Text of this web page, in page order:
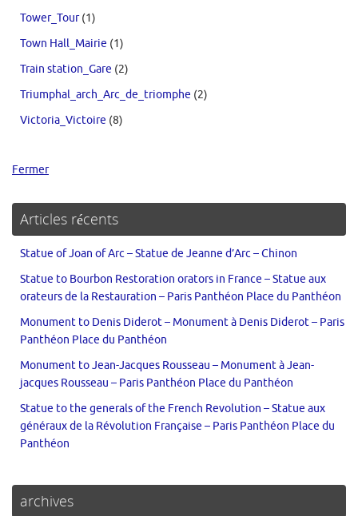
Tower_Tour(1)
Town Hall_Mairie (1)
Train station_Gare (2)
Triumphal_arch_Arc_de_triomphe (2)
Victoria_Victoire (8)
Fermer
Articles récents
Statue of Joan of Arc – Statue de Jeanne d’Arc – Chinon
Statue to Bourbon Restoration orators in France – Statue aux
orateurs de la Restauration – Paris Panthéon Place du Panthéon
Monument to Denis Diderot – Monument à Denis Diderot – Paris
Panthéon Place du Panthéon
Monument to Jean-Jacques Rousseau – Monument à Jean-
jacques Rousseau – Paris Panthéon Place du Panthéon
Statue to the generals of the French Revolution – Statue aux
généraux de la Révolution Française – Paris Panthéon Place du
Panthéon
archives